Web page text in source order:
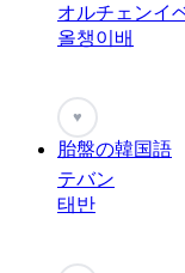
オルチェンイ
올챙이배
♥
胎盤の韓国語
テバン
태반